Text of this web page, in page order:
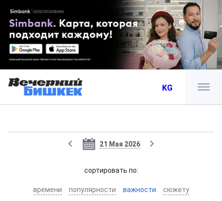
KG
21 Мая 2026
cортировать по:
времени популярности важности сюжету